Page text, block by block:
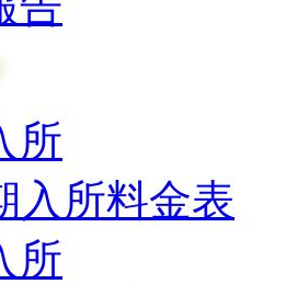
所
入所料金表
所